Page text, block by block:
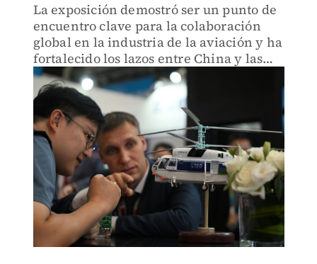
La exposición demostró ser un punto de
encuentro clave para la colaboración
global en la industria de la aviación y ha
fortalecido los lazos entre China y las
empresas